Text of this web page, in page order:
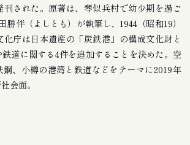
刊された。原著は、琴似兵村で幼少期を過ご
勝伴（よしとも）が執筆し、1944（昭和19）
庁は日本遺産の「炭鉄港」の構成文化財と
道に関する4件を追加することを決めた。空
、小樽の港湾と鉄道などをテーマに2019年
会面。